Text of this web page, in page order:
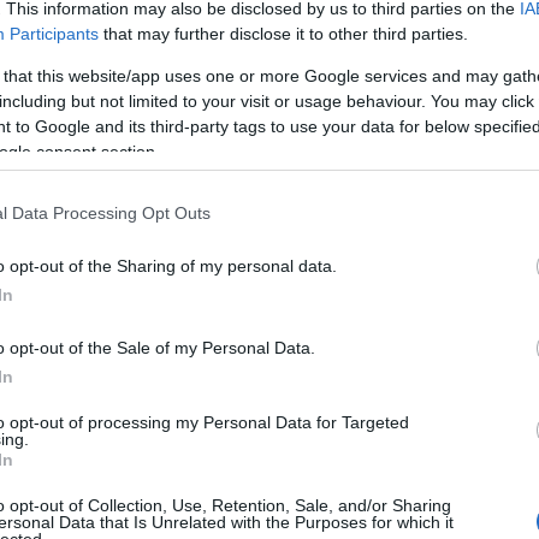
This information may also be disclosed by us to third parties on the
Participants that may further disclose it to other third parties.
that this website/app uses one or more Google services and may
but not limited to your visit or usage behaviour. You may
to Google and its third-party tags to use your data for below
consent section.
Data Processing Opt Outs
opt-out of the Sharing of my personal data.
opt-out of the Sale of my Personal Data.
opt-out of processing my Personal Data for Targeted
opt-out of Collection, Use, Retention, Sale, and/or Sharing
Data that Is Unrelated with the Purposes for which it
Dr. Kemény Gyula ezredorvos naplója az olasz frontról – 31. rész
Doktorunk 1916 januárjában számba veszi zászlóalja Isonzónál addig
elesettek aránya. A nagyszámú halott méltó eltemetése sem egyszerű
feladat, ráadásul sokszor a…
07:00 ::
csoda a számunkra. A blogunkon közreadott sorozatok hatására több
megkeresést is kaptunk, s folyamatosan bővült a róla szóló digitális